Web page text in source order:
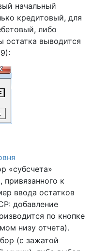
начальный
кредитовый, для
либо
выводится
«субсчета»
привязанного к
ввода остатков
добавление
по кнопке
низу отчета).
(с зажатой